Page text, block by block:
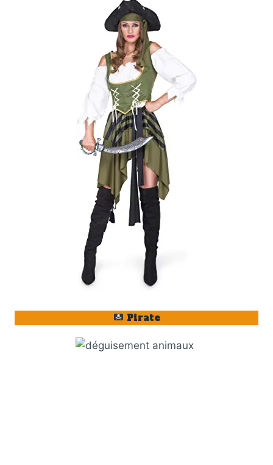
Pirate